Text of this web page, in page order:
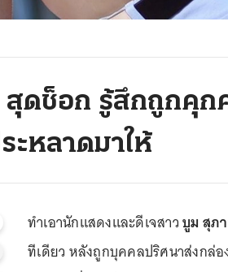
ดช็อก รู้สึกถูกคุก
ะหลาดมาให้
ทำเอานักแสดงและดีเจสาวบูม สุภ
ทีเดียว หลังถูกบุคคลปริศนาส่งกล่